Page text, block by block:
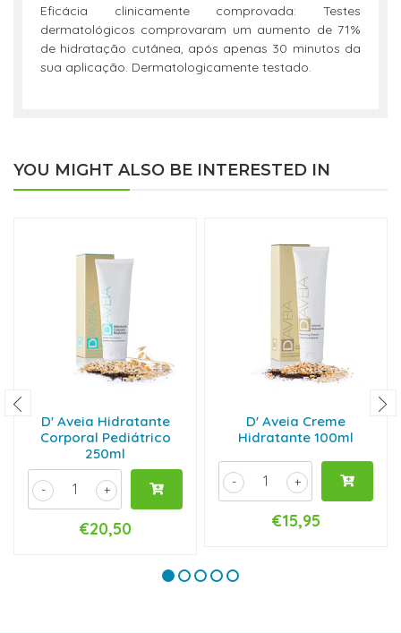
Eficácia clinicamente comprovada: Testes
dermatológicos comprovaram um aumento de 71%
de hidratação cutânea, após apenas 30 minutos da
sua aplicação. Dermatologicamente testado.
YOU MIGHT ALSO BE INTERESTED IN
D' Aveia Hidratante
Corporal Pediátrico
250ml
+
-
€20,50
D' Aveia Creme
Hidratante 100ml
+
-
€15,95